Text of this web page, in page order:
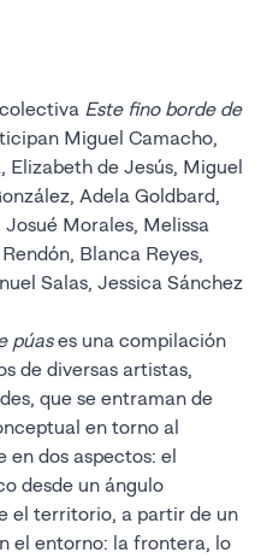
Este fino borde de
Miguel Camacho,
Elizabeth de Jesús, Miguel
Adela Goldbard,
Morales, Melissa
Blanca Reyes,
Salas, Jessica Sánchez
púases una compilación
de diversas artistas,
que se entraman de
en torno al
en dos aspectos: el
desde un ángulo
el territorio, a partir de un
el entorno: la frontera, lo